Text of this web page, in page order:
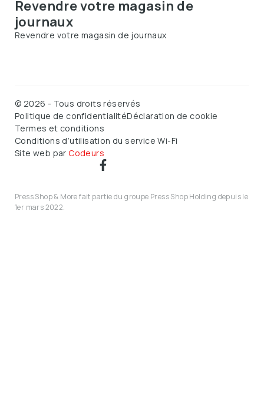
Revendre votre magasin de
journaux
Revendre votre magasin de journaux
© 2026 - Tous droits réservés
Politique de confidentialitéDéclaration de cookie
Termes et conditions
Conditions d’utilisation du service Wi-Fi
Site web par Codeurs
Press Shop & More fait partie du groupe Press Shop Holding depuis le
1er mars 2022.